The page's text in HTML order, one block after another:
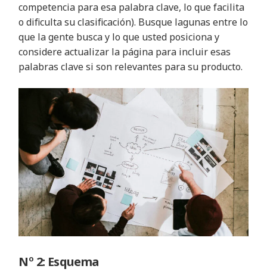
competencia para esa palabra clave, lo que facilita
o dificulta su clasificación). Busque lagunas entre lo
que la gente busca y lo que usted posiciona y
considere actualizar la página para incluir esas
palabras clave si son relevantes para su producto.
Nº 2: Esquema